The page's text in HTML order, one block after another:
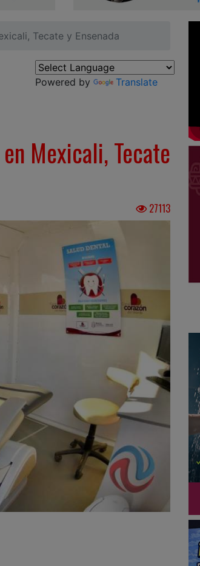
Tecate y Ensenada
Powered by
Translate
Mexicali, Tecate
27113